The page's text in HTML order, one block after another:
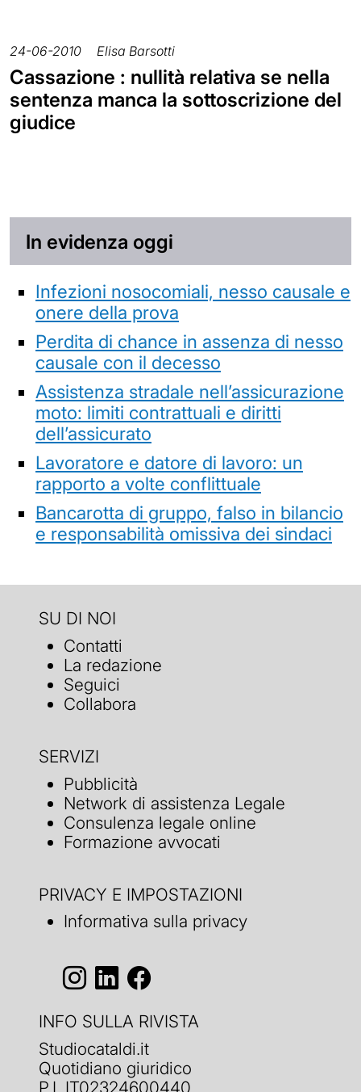
24-06-2010 Elisa Barsotti
Cassazione : nullità relativa se nella
sentenza manca la sottoscrizione del
giudice
In evidenza oggi
Infezioni nosocomiali, nesso causale e
onere della prova
Perdita di chance in assenza di nesso
causale con il decesso
Assistenza stradale nell’assicurazione
moto: limiti contrattuali e diritti
dell’assicurato
Lavoratore e datore di lavoro: un
rapporto a volte conflittuale
Bancarotta di gruppo, falso in bilancio
e responsabilità omissiva dei sindaci
SU DI NOI
Contatti
La redazione
Seguici
Collabora
SERVIZI
Pubblicità
Network di assistenza Legale
Consulenza legale online
Formazione avvocati
PRIVACY E IMPOSTAZIONI
Informativa sulla privacy
INFO SULLA RIVISTA
Studiocataldi.it
Quotidiano giuridico
P.I. IT02324600440